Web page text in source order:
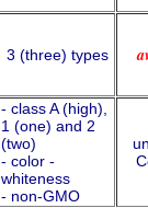
3 (three) types
- class A (high),
1 (one) and 2
(two)
- color -
whiteness
- non-GMO